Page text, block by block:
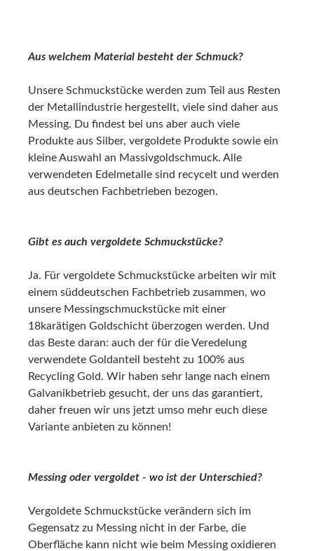
Aus welchem Material besteht der Schmuck?
Unsere Schmuckstücke werden zum Teil aus Resten
der Metallindustrie hergestellt, viele sind daher aus
Messing. Du findest bei uns aber auch viele
Produkte aus Silber, vergoldete Produkte sowie ein
kleine Auswahl an Massivgoldschmuck. Alle
verwendeten Edelmetalle sind recycelt und werden
aus deutschen Fachbetrieben bezogen.
Gibt es auch vergoldete Schmuckstücke?
Ja. Für vergoldete Schmuckstücke arbeiten wir mit
einem süddeutschen Fachbetrieb zusammen, wo
unsere Messingschmuckstücke mit einer
18karätigen Goldschicht überzogen werden. Und
das Beste daran: auch der für die Veredelung
verwendete Goldanteil besteht zu 100% aus
Recycling Gold. Wir haben sehr lange nach einem
Galvanikbetrieb gesucht, der uns das garantiert,
daher freuen wir uns jetzt umso mehr euch diese
Variante anbieten zu können!
Messing oder vergoldet - wo ist der Unterschied?
Vergoldete Schmuckstücke verändern sich im
Gegensatz zu Messing nicht in der Farbe, die
Oberfläche kann nicht wie beim Messing oxidieren